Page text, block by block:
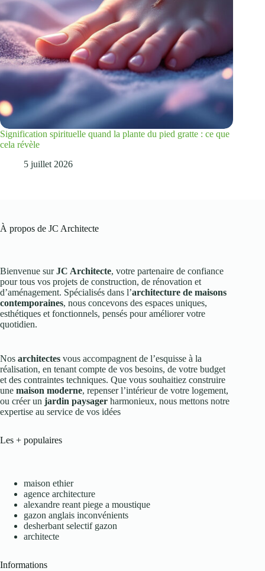
Signification spirituelle quand la plante du pied gratte : ce que
cela révèle
5 juillet 2026
À propos de JC Architecte
Bienvenue surJC Architecte, votre partenaire de confiance
pour tous vos projets de construction, de rénovation et
d’aménagement. Spécialisés dans l’architecture de maisons
contemporaines, nous concevons des espaces uniques,
esthétiques et fonctionnels, pensés pour améliorer votre
quotidien.
Nos architectes vous accompagnent de l’esquisse à la
réalisation, en tenant compte de vos besoins, de votre budget
et des contraintes techniques. Que vous souhaitiez construire
une maison moderne, repenser l’intérieur de votre logement,
ou créer un jardin paysager harmonieux, nous mettons notre
expertise au service de vos idées
Les + populaires
maison ethier
agence architecture
alexandre reant piege a moustique
gazon anglais inconvénients
desherbant selectif gazon
architecte
Informations